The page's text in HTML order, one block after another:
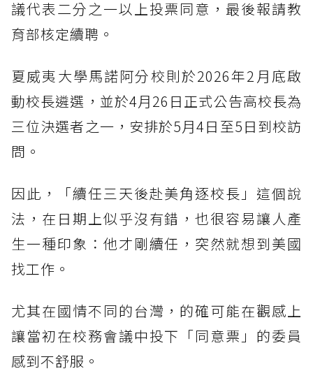
議代表二分之一以上投票同意，最後報請教
育部核定續聘。
夏威夷大學馬諾阿分校則於2026年2月底啟
動校長遴選，並於4月26日正式公告高校長為
三位決選者之一，安排於5月4日至5日到校訪
問。
因此，「續任三天後赴美角逐校長」這個說
法，在日期上似乎沒有錯，也很容易讓人產
生一種印象：他才剛續任，突然就想到美國
找工作。
尤其在國情不同的台灣，的確可能在觀感上
讓當初在校務會議中投下「同意票」的委員
感到不舒服。